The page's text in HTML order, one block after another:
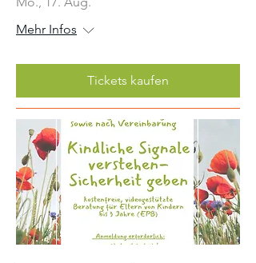
Mehr Infos
Tickets kaufen